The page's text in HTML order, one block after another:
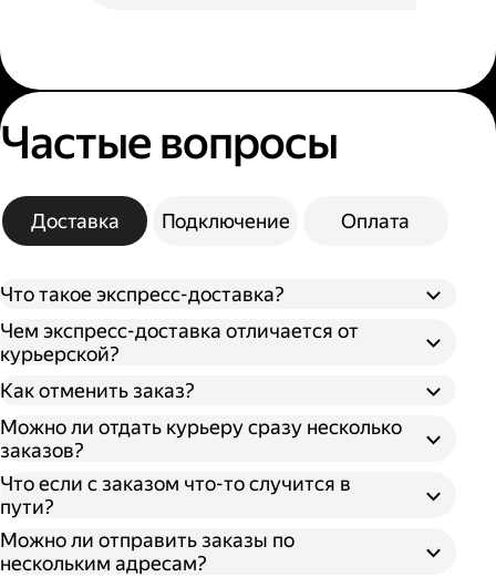
Частые вопросы
Доставка Подключение Оплата
Что такое экспресс-доставка?
Чем экспресс-доставка отличается от
курьерской?
Как отменить заказ?
Можно ли отдать курьеру сразу несколько
заказов?
Что если с заказом что-то случится в
пути?
Можно ли отправить заказы по
нескольким адресам?